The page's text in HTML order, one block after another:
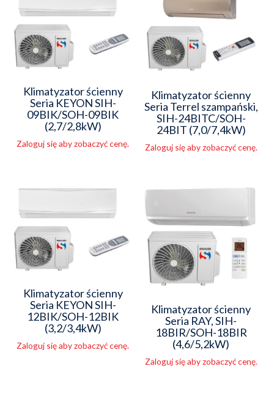
Klimatyzator ścienny
Seria KEYON SIH-
09BIK/SOH-09BIK
(2,7/2,8kW)
Zaloguj się aby zobaczyć cenę.
Klimatyzator ścienny
Seria Terrel szampański,
SIH-24BITC/SOH-
24BIT (7,0/7,4kW)
Zaloguj się aby zobaczyć cenę.
Klimatyzator ścienny
Seria KEYON SIH-
12BIK/SOH-12BIK
(3,2/3,4kW)
Zaloguj się aby zobaczyć cenę.
Klimatyzator ścienny
Seria RAY, SIH-
18BIR/SOH-18BIR
(4,6/5,2kW)
Zaloguj się aby zobaczyć cenę.